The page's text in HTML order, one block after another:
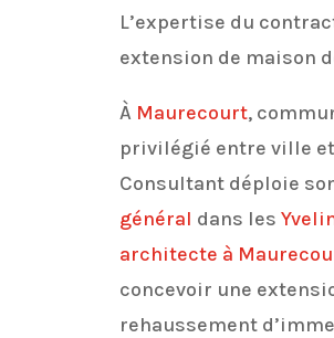
L’expertise du
extension de maison
À Maurecourt,
privilégié entre ville
Consultant déploie
général dans les
architecte à
concevoir une
rehaussement